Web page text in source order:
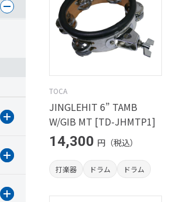
TOCA
JINGLEHIT 6” TAMB
W/GIB MT [TD-JHMTP1]
14,300 円（税込）
打楽器 ドラム ドラム